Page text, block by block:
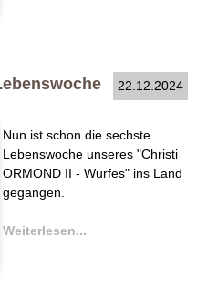
22.12.2024
Nun ist schon die sechste
Lebenswoche unseres "Christi
ORMOND II - Wurfes" ins Land
gegangen.
Weiterlesen...